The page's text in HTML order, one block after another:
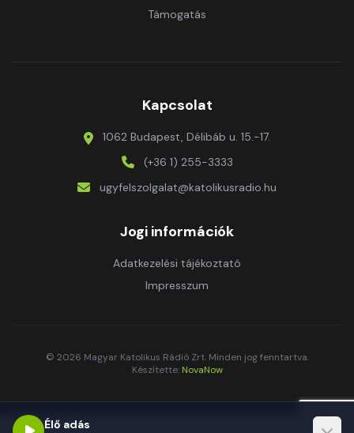
Támogatás
Kapcsolat
1062 Budapest, Délibáb u. 15.-17.
(+36 1) 255-3333
ugyfelszolgalat@katolikusradio.hu
Jogi információk
Adatkezelési tájékoztató
Impresszum
© 2026 Magyar Katolikus Rádió Zrt. Minden jog fenntartva.
Készítette: NovaNow
Élő adás